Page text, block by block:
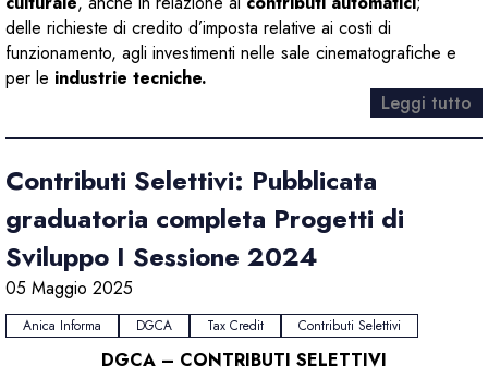
delle richieste di credito d’imposta relative ai costi di
funzionamento, agli investimenti nelle sale cinematografiche e
per le industrie tecniche.
Leggi tutto
Contributi Selettivi: Pubblicata
graduatoria completa Progetti di
Sviluppo I Sessione 2024
05 Maggio 2025
Anica Informa DGCA Tax Credit Contributi Selettivi
DGCA – CONTRIBUTI SELETTIVI